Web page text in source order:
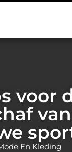
voor
En Kleding